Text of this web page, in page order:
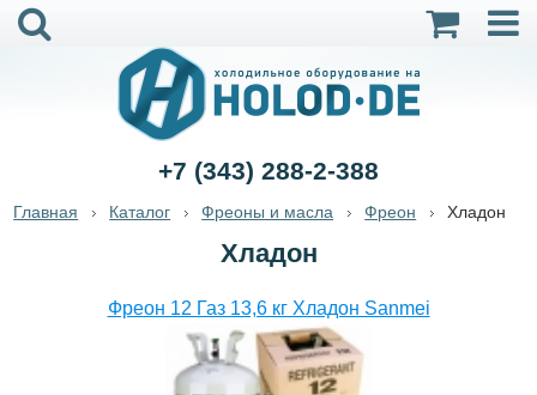
+7 (343) 288-2-388
Главная Каталог Фреоны и масла Фреон Хладон
Хладон
Фреон 12 Газ 13,6 кг Хладон Sanmei